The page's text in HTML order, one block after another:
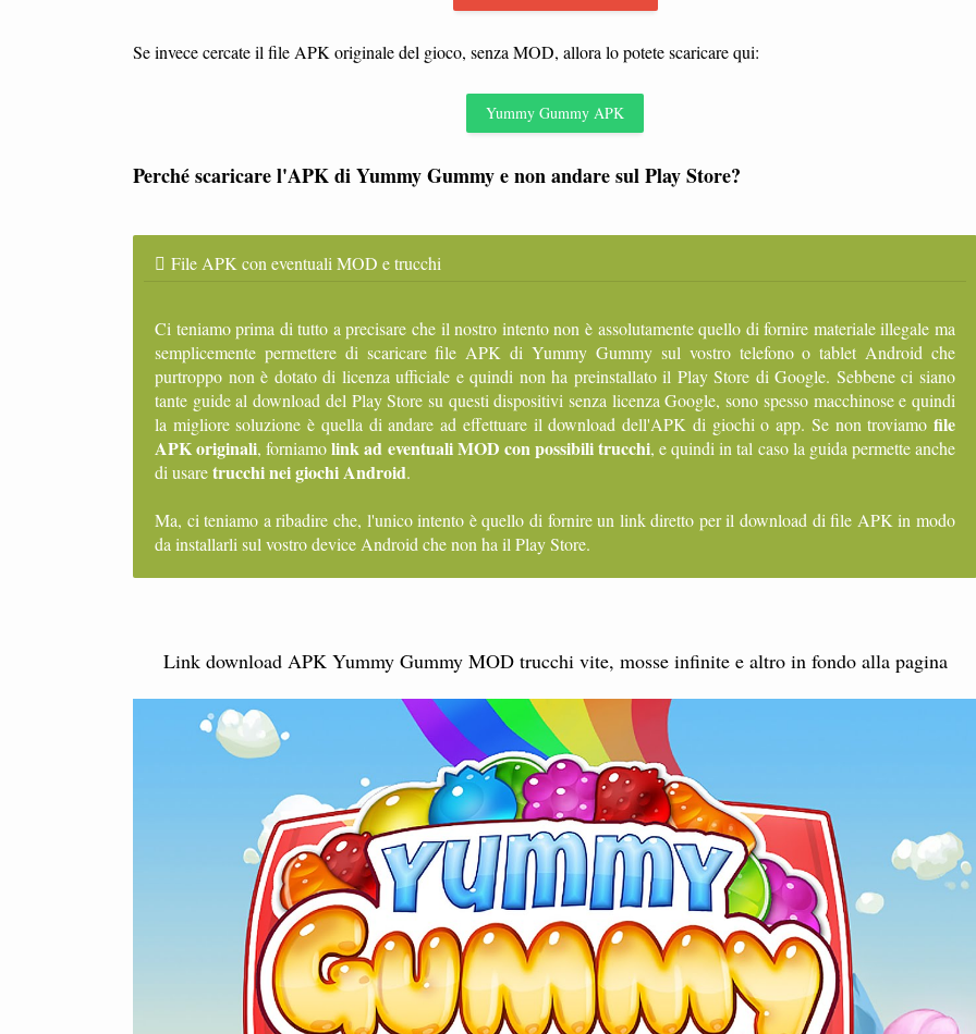
Se invece cercate il file APK originale del gioco, senza MOD, allora lo potete scaricare qui:
Yummy Gummy APK
Perché scaricare l'APK di Yummy Gummy e non andare sul Play Store?
File APK con eventuali MOD e trucchi
Ci teniamo prima di tutto a precisare che il nostro intento non è assolutamente quello di fornire materiale illegale ma
semplicemente permettere di scaricare file APK di Yummy Gummy sul vostro telefono o tablet Android che
purtroppo non è dotato di licenza ufficiale e quindi non ha preinstallato il Play Store di Google. Sebbene ci siano
tante guide al download del Play Store su questi dispositivi senza licenza Google, sono spesso macchinose e quindi
la migliore soluzione è quella di andare ad effettuare il download dell'APK di giochi o app. Se non troviamo file
APK originali, forniamolink ad eventuali MOD con possibili trucchi, e quindi in tal caso la guida permette anche
di usaretrucchi nei giochi Android.
Ma, ci teniamo a ribadire che, l'unico intento è quello di fornire un link diretto per il download di file APK in modo
da installarli sul vostro device Android che non ha il Play Store.
Link download APK Yummy Gummy MOD trucchi vite, mosse infinite e altro in fondo alla pagina